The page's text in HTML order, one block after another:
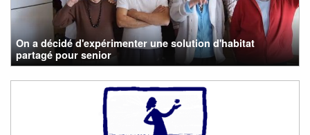
On a décidé d'expérimenter une solution d'habitat
partagé pour senior